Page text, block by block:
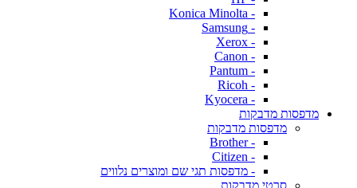
- Konica Minolta
- Samsung
- Xerox
- Canon
- Pantum
- Ricoh
- Kyocera
מדפסות מדבקות
מדפסות מדבקות
- Brother
- Citizen
- מדפסות תגי שם ומוצרים נלווים
סרטי מדבקות